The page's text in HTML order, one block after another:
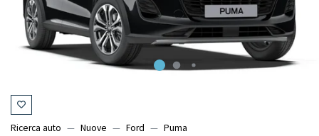
Ricerca auto Nuove Ford Puma